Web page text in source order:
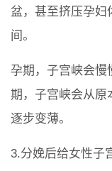
盆，甚至挤压孕妇
间。
孕期，子宫峡会慢
期，子宫峡会从原
逐步变薄。
3.分娩后给女性子